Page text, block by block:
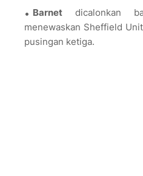
Barnet dicalonkan
menewaskan Sheffield
pusingan ketiga.